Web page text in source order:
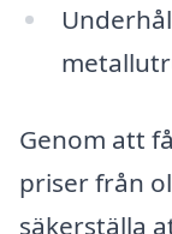
Genom att
priser från
säkerställa